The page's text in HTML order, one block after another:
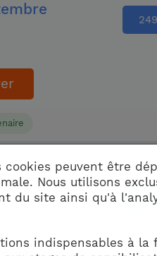
219
peuvent être
Nous utilisons
du site ainsi qu'à
indispensables à la